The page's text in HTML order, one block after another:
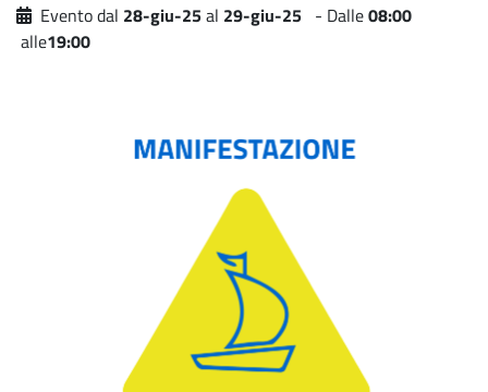
Evento dal 28-giu-25al 29-giu-25 - Dalle08:00
alle19:00